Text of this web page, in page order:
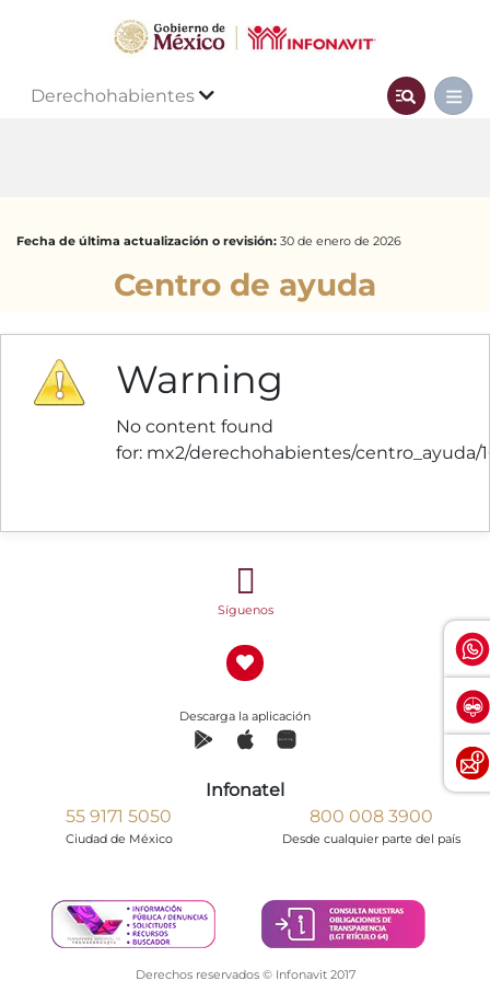
Derechohabientes
Fecha de última actualización o revisión: 30 de enero de 2026
Centro de ayuda
Warning
No content found
for: ‭mx2/derechohabientes/centro_ayuda/
Síguenos
Descarga la aplicación
Infonatel
55 9171 5050
Ciudad de México
800 008 3900
Desde cualquier parte del país
Derechos reservados © Infonavit 2017